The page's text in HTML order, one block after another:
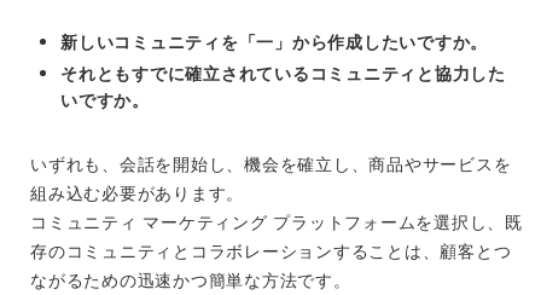
新しいコミュニティを「一」から作成したいですか。
それともすでに確立されているコミュニティと協力した
いですか。
いずれも、会話を開始し、機会を確立し、商品やサービスを
組み込む必要があります。
コミュニティ マーケティング プラットフォームを選択し、既
存のコミュニティとコラボレーションすることは、顧客とつ
ながるための迅速かつ簡単な方法です。